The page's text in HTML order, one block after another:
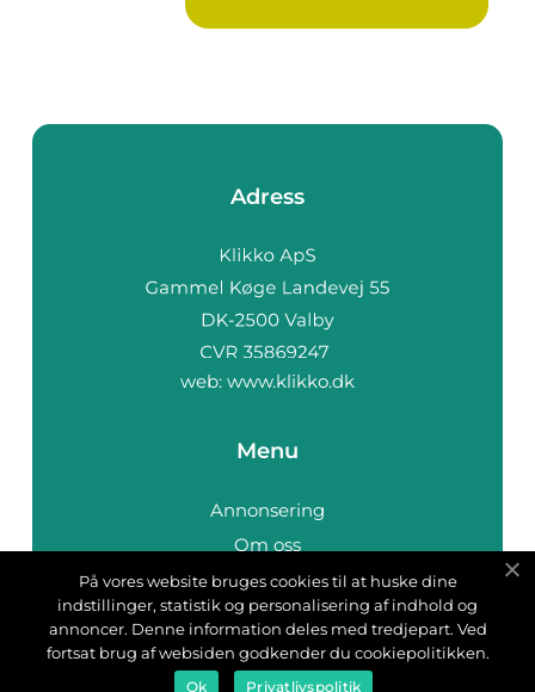
Adress
web: www.klikko.dk
Menu
Annonsering
Om oss
Cookies
Kontakta oss
Sitemap
På vores website bruges cookies til at huske dine
indstillinger, statistik og personalisering af indhold og
annoncer. Denne information deles med tredjepart. Ved
fortsat brug af websiden godkender du cookiepolitikken.
Ok Privatlivspolitik